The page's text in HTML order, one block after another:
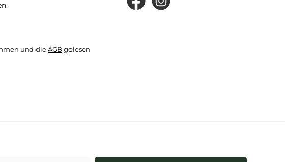
und dieAGBgelesen
FacebookInstagram
und ggf. Nachnahmegebühren, wenn nicht anders angegeben.